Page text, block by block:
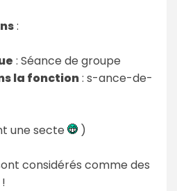
:
: Séance de groupe
la fonction: s-ance-de-
une secte )
considérés comme des